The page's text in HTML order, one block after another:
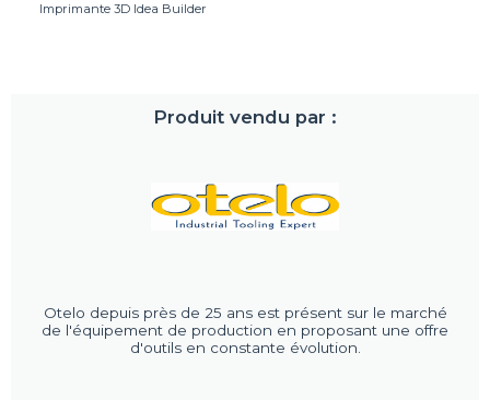
Imprimante 3D Idea Builder
Produit vendu par :
Otelo depuis près de 25 ans est présent sur le marché
de l'équipement de production en proposant une offre
d'outils en constante évolution.